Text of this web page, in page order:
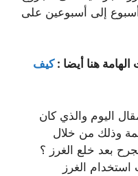
أسبوع إلى أسبوعين على
هنا أيضا :كيف
اليوم والذي كان
وذلك من خلال
بعد خلع الغرز ؟
الغرز